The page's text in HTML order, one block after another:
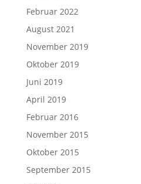
Februar 2022
August 2021
November 2019
Oktober 2019
Juni 2019
April 2019
Februar 2016
November 2015
Oktober 2015
September 2015